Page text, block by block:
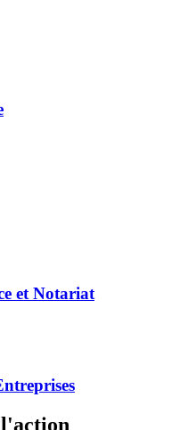
et Notariat
l'action